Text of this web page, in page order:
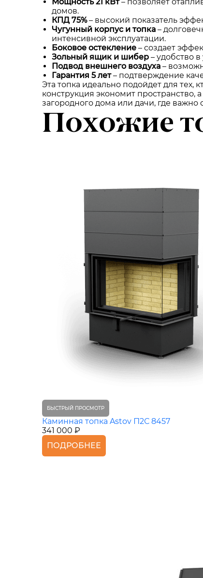
домов.
КПД 75%– высокий показатель
Чугунный корпус и топка –
интенсивной эксплуатации.
Боковое остекление – создает
Зольный ящик и шибер – удобство
Подвод внешнего воздуха –
Гарантия 5 лет– подтверждение
Эта топка идеально подойдет для тех,
конструкция экономит пространство,
загородного дома или дачи, где
Похожие
БЫСТРЫЙ ПРОСМОТР
Каминная топка Astov П2С 8457
341 000 ₽
ПОДРОБНЕЕ